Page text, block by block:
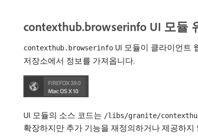
contexthub.browserinfo UI 모듈
contexthub.browserinfo UI 모듈이 클라이언트
저장소에서 정보를 가져옵니다.
UI 모듈의 소스 코드는 /libs/granite/
확장하지만 추가 기능을 재정의하거나 제공하